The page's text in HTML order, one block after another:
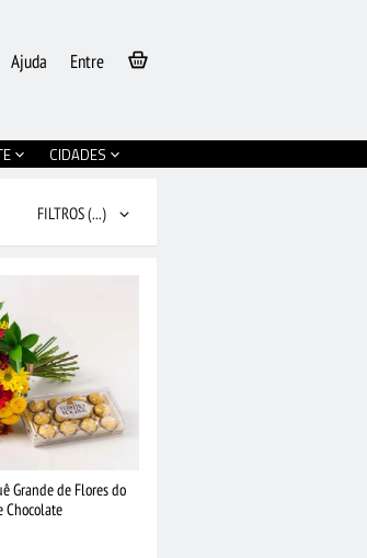
Entre
Ajuda
CIDADES
FILTROS(...)
Grande de Flores do
Chocolate